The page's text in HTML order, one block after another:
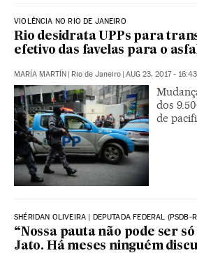
VIOLÊNCIA NO RIO DE JANEIRO
Rio desidrata UPPs para
efetivo das favelas para o
MARÍA MARTÍN | Rio de Janeiro | AUG 23, 2017 - 16:43
dos
de
SHÉRIDAN OLIVEIRA | DEPUTADA FEDERAL (PSDB-
“Nossa pauta não pode ser
Jato. Há meses ninguém